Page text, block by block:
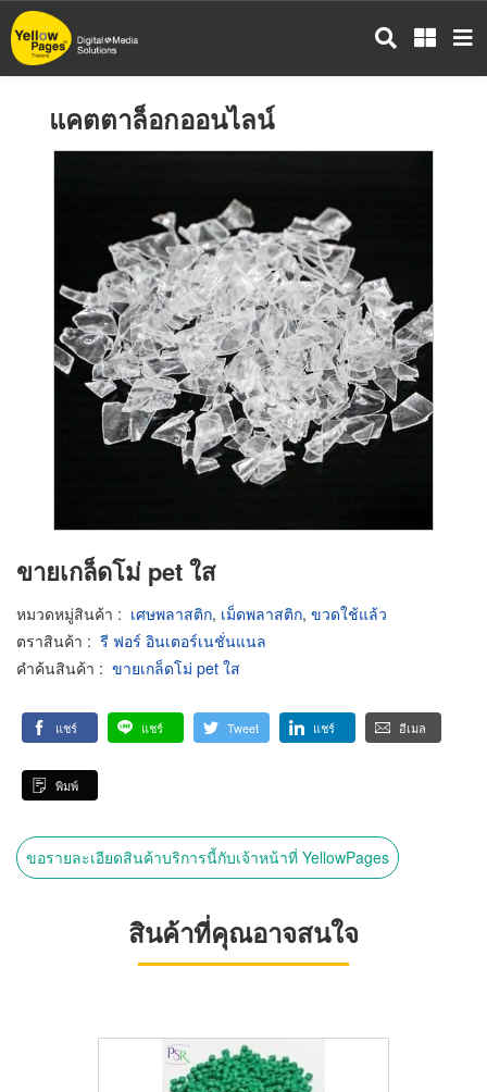
ข้าม
ไป
แคตตาล็อกออนไลน์
ขายเกล็ดโม่ pet ใส
หมวดหมู่สินค้า : เศษพลาสติก, เม็ดพลาสติก, ขวดใช้แล้ว
ตราสินค้า : รี ฟอร์ อินเตอร์เนชั่นแนล
คำค้นสินค้า : ขายเกล็ดโม่ pet ใส
แชร์ แชร์ Tweet แชร์ อีเมล
พิมพ์
ขอรายละเอียดสินค้าบริการนี้กับเจ้าหน้าที่ YellowPages
สินค้าที่คุณอาจสนใจ